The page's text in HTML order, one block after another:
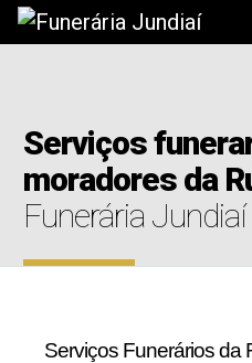
Serviços
moradores da
Funerária Jundiaí
Serviços Funerários da